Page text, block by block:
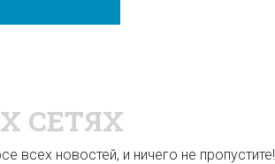
СЕТЯХ
всех новостей, и ничего не пропустите!